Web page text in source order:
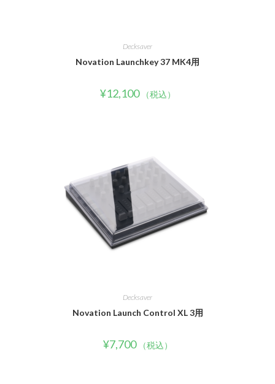
Decksaver
Novation Launchkey 37 MK4用
¥12,100 （税込）
Decksaver
Novation Launch Control XL 3用
¥7,700 （税込）